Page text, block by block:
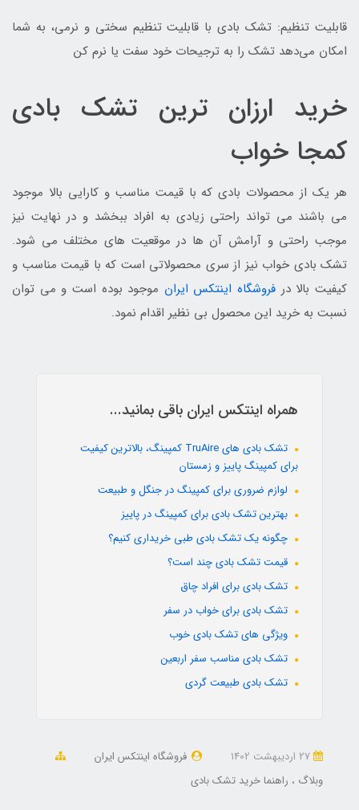
قابلیت تنظیم: تشک بادی با قابلیت تنظیم سختی و نرمی، به شما
امکان می‌دهد تشک را به ترجیحات خود سفت یا نرم کن
خرید ارزان ترین تشک بادی
کمجا خواب
هر یک از محصولات بادی که با قیمت مناسب و کارایی بالا موجود
می باشند می تواند راحتی زیادی به افراد ببخشد و در نهایت نیز
موجب راحتی و آرامش آن ها در موقعیت های مختلف می شود.
تشک بادی خواب نیز از سری محصولاتی است که با قیمت مناسب و
کیفیت بالا در فروشگاه اینتکس ایران موجود بوده است و می توان
نسبت به خرید این محصول بی نظیر اقدام نمود.
همراه اینتکس ایران باقی بمانید...
تشک بادی های TruAire کمپینگ، بالاترین کیفیت
برای کمپینگ پاییز و زمستان
لوازم ضروری برای کمپینگ در جنگل و طبیعت
بهترین تشک بادی برای کمپینگ در پاییز
چگونه یک تشک بادی طبی خریداری کنیم؟
قیمت تشک بادی چند است؟
تشک بادی برای افراد چاق
تشک بادی برای خواب در سفر
ویژگی های تشک بادی خوب
تشک بادی مناسب سفر اربعین
تشک بادی طبیعت گردی
فروشگاه اینتکس ایران
وبلاگ
راهنما خرید تشک بادی